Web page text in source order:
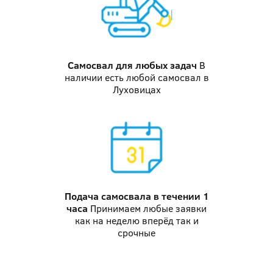
Самосвал для любых задач В
наличии есть любой самосвал в
Луховицах
Подача самосвала в течении 1
часа Принимаем любые заявки
как на неделю вперёд так и
срочные